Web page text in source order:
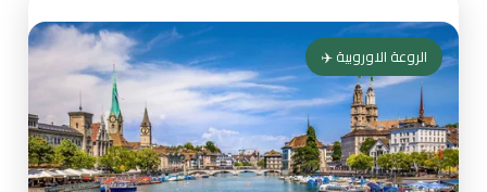
الروعة الاوروبية ✈️